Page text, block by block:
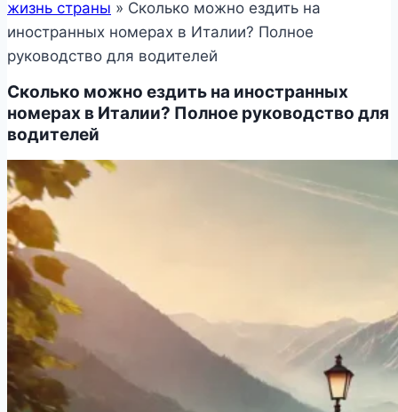
жизнь страны » Сколько можно ездить на
иностранных номерах в Италии? Полное
руководство для водителей
Сколько можно ездить на иностранных
номерах в Италии? Полное руководство для
водителей